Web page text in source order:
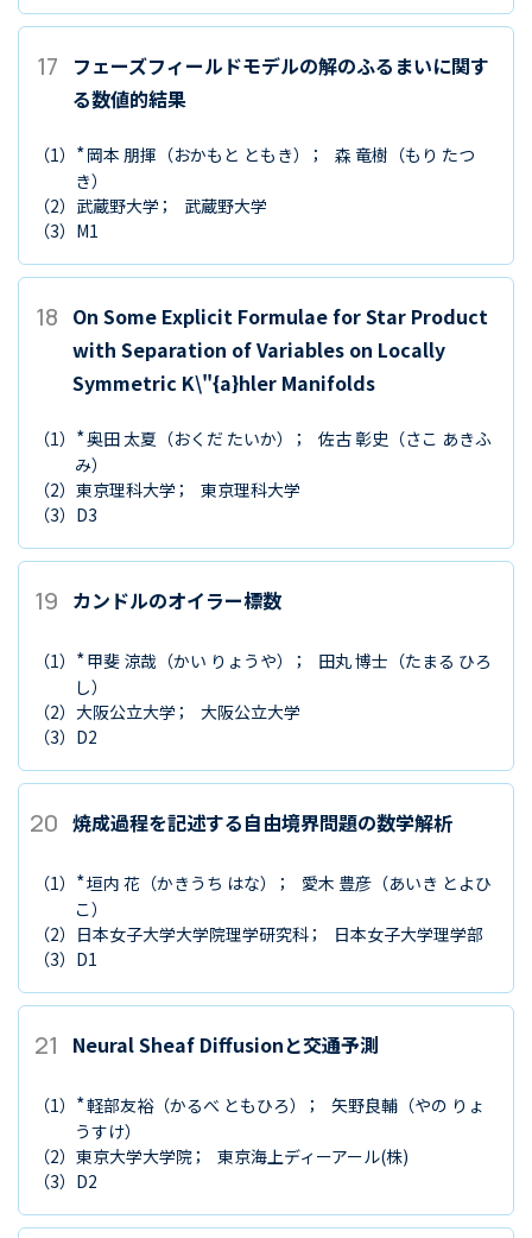
17
フェーズフィールドモデルの解のふるまいに関す
る数値的結果
（1） *岡本 朋揮 （おかもと ともき） 森 竜樹 （もり たつ
き）
（2） 武蔵野大学
武蔵野大学
（3） M1
18 On Some Explicit Formulae for Star Product
with Separation of Variables on Locally
Symmetric K\"{a}hler Manifolds
（1） *奥田 太夏 （おくだ たいか） 佐古 彰史 （さこ あきふ
み）
（2） 東京理科大学
東京理科大学
（3） D3
19 カンドルのオイラー標数
（1） *甲斐 涼哉 （かい りょうや） 田丸 博士 （たまる ひろ
し）
（2） 大阪公立大学
大阪公立大学
（3） D2
20 焼成過程を記述する自由境界問題の数学解析
（1） *垣内 花 （かきうち はな） 愛木 豊彦 （あいき とよひ
こ）
（2） 日本女子大学大学院理学研究科
日本女子大学理学部
（3） D1
21 Neural Sheaf Diffusionと交通予測
（1） *軽部友裕（かるべ ともひろ） 矢野良輔 （やの りょ
うすけ）
（2） 東京大学大学院
東京海上ディーアール(株)
（3） D2